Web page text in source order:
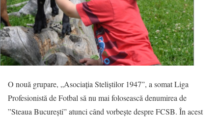
O nouă grupare, „Asociația Steliștilor 1947”, a somat Liga
Profesionistă de Fotbal să nu mai folosească denumirea de
”Steaua București” atunci când vorbeşte despre FCSB. În acest